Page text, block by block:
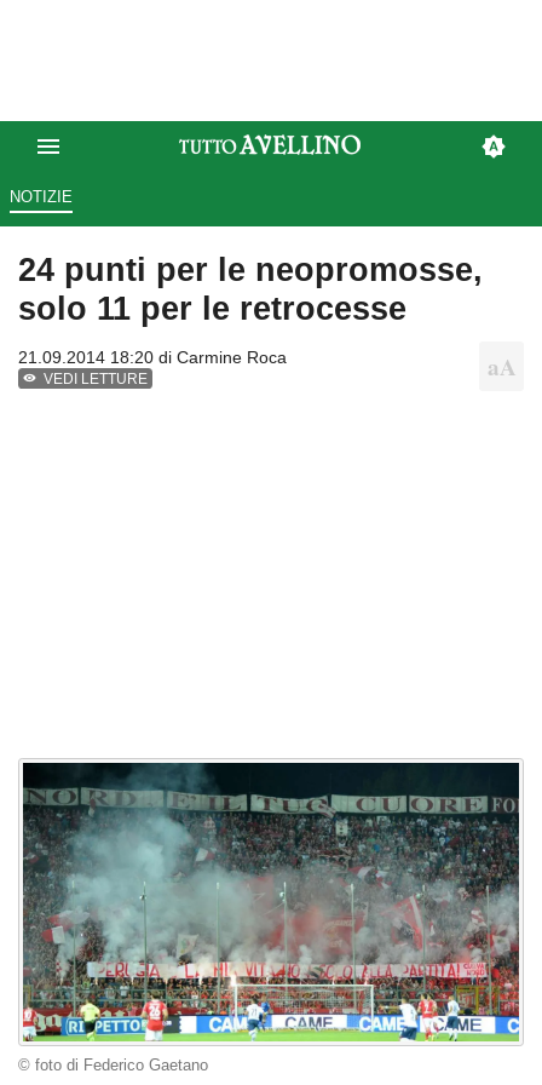
NOTIZIE
24 punti per le neopromosse,
solo 11 per le retrocesse
21.09.2014 18:20 di Carmine Roca
VEDI LETTURE
© foto di Federico Gaetano